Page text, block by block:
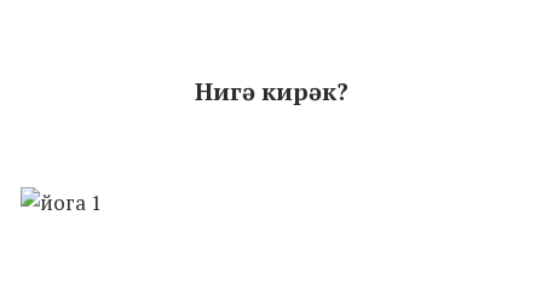
Нигә кирәк?